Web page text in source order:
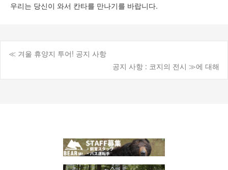
우리는 당신이 와서 칸타를 만나기를 바랍니다.
게
≪ 겨울 휴양지 투어! 공지 사항
공지 사항 : 코지의 전시 ≫에 대해